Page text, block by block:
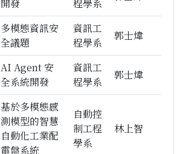
開發
程學系
多模態資訊安
全議題
資訊工
程學系
郭士煒
AI Agent 安
全系統開發
資訊工
程學系
郭士煒
基於多模態感
測模型的智慧
自動化工業配
電盤系統
自動控
制工程
學系
林上智